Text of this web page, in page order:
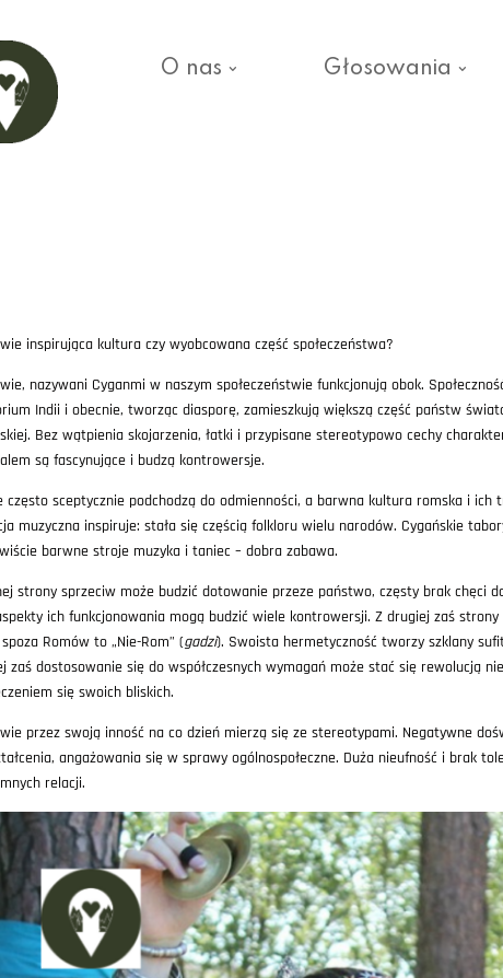
O nas Głosowania
inspirująca kultura czy wyobcowana część społeczeństwa?
nazywani Cyganmi w naszym społeczeństwie funkcjonują obok.
Indii i obecnie, tworząc diasporę, zamieszkują większą część państw
Bez wątpienia skojarzenia, łatki i przypisane stereotypowo cechy
są fascynujące i budzą kontrowersje.
często sceptycznie podchodzą do odmienności, a barwna kultura romska i
muzyczna inspiruje: stała się częścią folkloru wielu narodów. Cygańskie
barwne stroje muzyka i taniec – dobra zabawa.
strony sprzeciw może budzić dotowanie przeze państwo, częsty brak chęci
ich funkcjonowania mogą budzić wiele kontrowersji. Z drugiej zaś
Romów to „Nie-Rom” (gadzi). Swoista hermetyczność tworzy szklany
zaś dostosowanie się do współczesnych wymagań może stać się rewolucją
się swoich bliskich.
przez swoją inność na co dzień mierzą się ze stereotypami. Negatywne
angażowania się w sprawy ogólnospołeczne. Duża nieufność i brak
relacji.